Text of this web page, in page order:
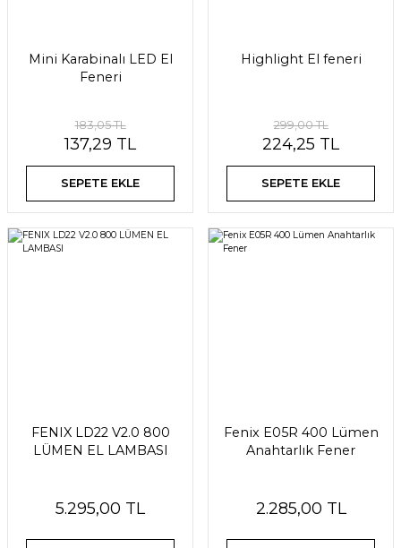
Mini Karabinalı LED El
Feneri
183,05 TL
137,29 TL
SEPETE EKLE
Highlight El feneri
299,00 TL
224,25 TL
SEPETE EKLE
FENIX LD22 V2.0 800
LÜMEN EL LAMBASI
5.295,00 TL
Fenix E05R 400 Lümen
Anahtarlık Fener
2.285,00 TL